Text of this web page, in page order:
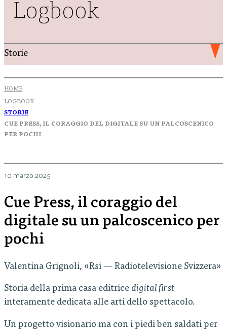
Logbook
Storie
HOME
LOGBOOK
STORIE
CUE PRESS, IL CORAGGIO DEL DIGITALE SU UN PALCOSCENICO
PER POCHI
10 marzo 2025
Cue Press, il coraggio del
digitale su un palcoscenico per
pochi
Valentina Grignoli, «Rsi — Radiotelevisione Svizzera»
Storia della prima casa editrice digital first
interamente dedicata alle arti dello spettacolo.
Un progetto visionario ma con i piedi ben saldati per